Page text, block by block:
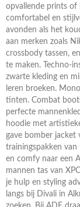
opvallende prints of
comfortabel en
avonden als het
aan merken zoals
crossbody tassen,
te maken. Techno-
zwarte kleding en
leren broeken.
tinten. Combat
perfecte
hoodie met
gave bomber jacket
trainingspakken van
en comfy naar een
mannen tas van
je hulp en styling
langs bij Divali in